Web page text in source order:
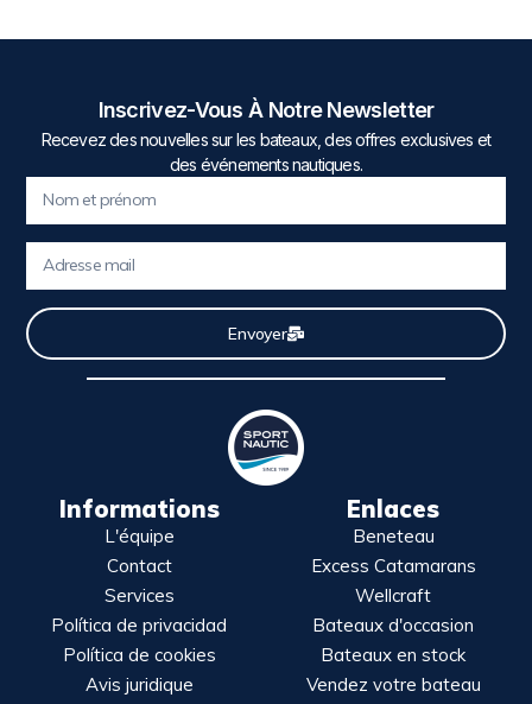
Inscrivez-Vous À Notre Newsletter
Recevez des nouvelles sur les bateaux, des offres exclusives et
des événements nautiques.
Envoyer
Informations
L'équipe
Contact
Services
Política de privacidad
Política de cookies
Avis juridique
Enlaces
Beneteau
Excess Catamarans
Wellcraft
Bateaux d'occasion
Bateaux en stock
Vendez votre bateau